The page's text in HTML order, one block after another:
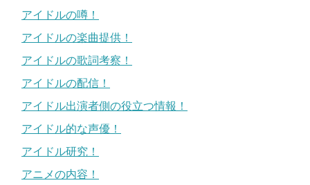
アイドルの噂！
アイドルの楽曲提供！
アイドルの歌詞考察！
アイドルの配信！
アイドル出演者側の役立つ情報！
アイドル的な声優！
アイドル研究！
アニメの内容！